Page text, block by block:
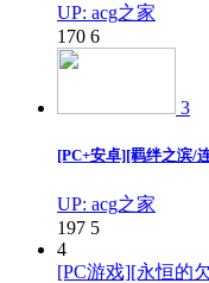
UP: acg之家
170 6
3
[PC+安卓][羁绊之滨/
UP: acg之家
197 5
4
[PC游戏][永恒的